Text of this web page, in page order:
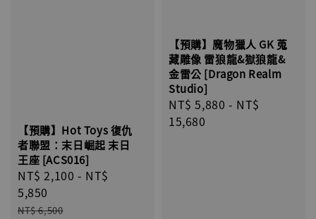
【預購】Hot Toys 復仇
者聯盟：末日崛起 末日
王座 [ACS016]
Sale
price
NT$ 2,100 - NT$
5,850
Regular
NT$ 6,500
【預購】魔物獵人 GK 蒐
藏雕像 雷狼龍&獄狼龍&
金雷公 [Dragon Realm
Studio]
Regular
price
NT$ 5,880 - NT$
15,680